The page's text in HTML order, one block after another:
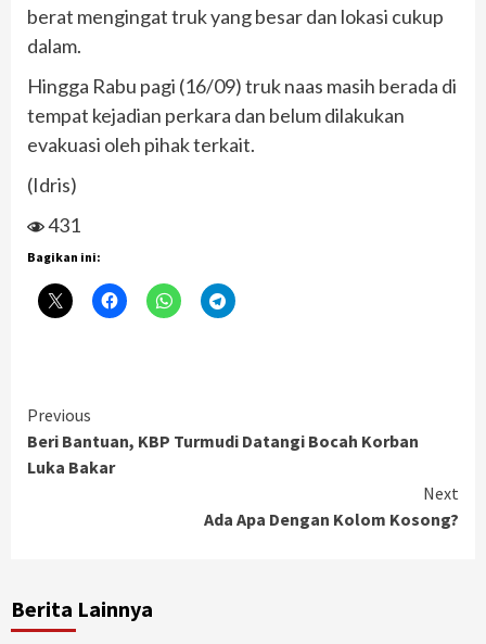
berat mengingat truk yang besar dan lokasi cukup
dalam.
Hingga Rabu pagi (16/09) truk naas masih berada di
tempat kejadian perkara dan belum dilakukan
evakuasi oleh pihak terkait.
(Idris)
431
Bagikan ini:
Continue
Reading
Previous
Beri Bantuan, KBP Turmudi Datangi Bocah Korban
Luka Bakar
Next
Ada Apa Dengan Kolom Kosong?
Berita Lainnya